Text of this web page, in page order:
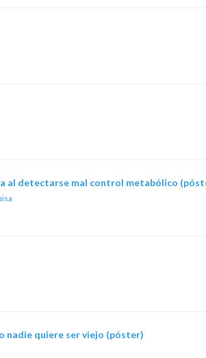
al detectarse mal control metabólico
nadie quiere ser viejo (póster)